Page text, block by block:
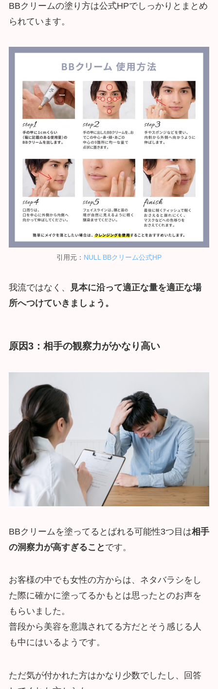
BBクリームの塗り方は公式HPでしっかりとまとめ
られています。
引用元： NULL BBクリーム公式HP
我流ではなく、
見本に沿って適正な量を適正な場
所へつけていきましょう。
原因3：相手の観察力がかなり高い
BBクリームを塗ってるとばれる可能性3つ目は相手
の洞察力が高すぎること です。
お客様の中でも女性の方からは、ネタバラシをし
た際に確かに塗ってるかもとは思ったとのお声を
もらいました。
普段から美容を意識されてる方だとそう感じる人
も中にはいるようです。
ただ気が付かれた方はかなり少数でしたし、回答